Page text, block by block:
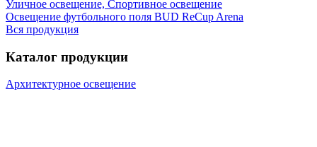
Уличное освещение, Спортивное освещение
Освещение футбольного поля BUD ReCup Arena
Вся продукция
Каталог продукции
Архитектурное освещение